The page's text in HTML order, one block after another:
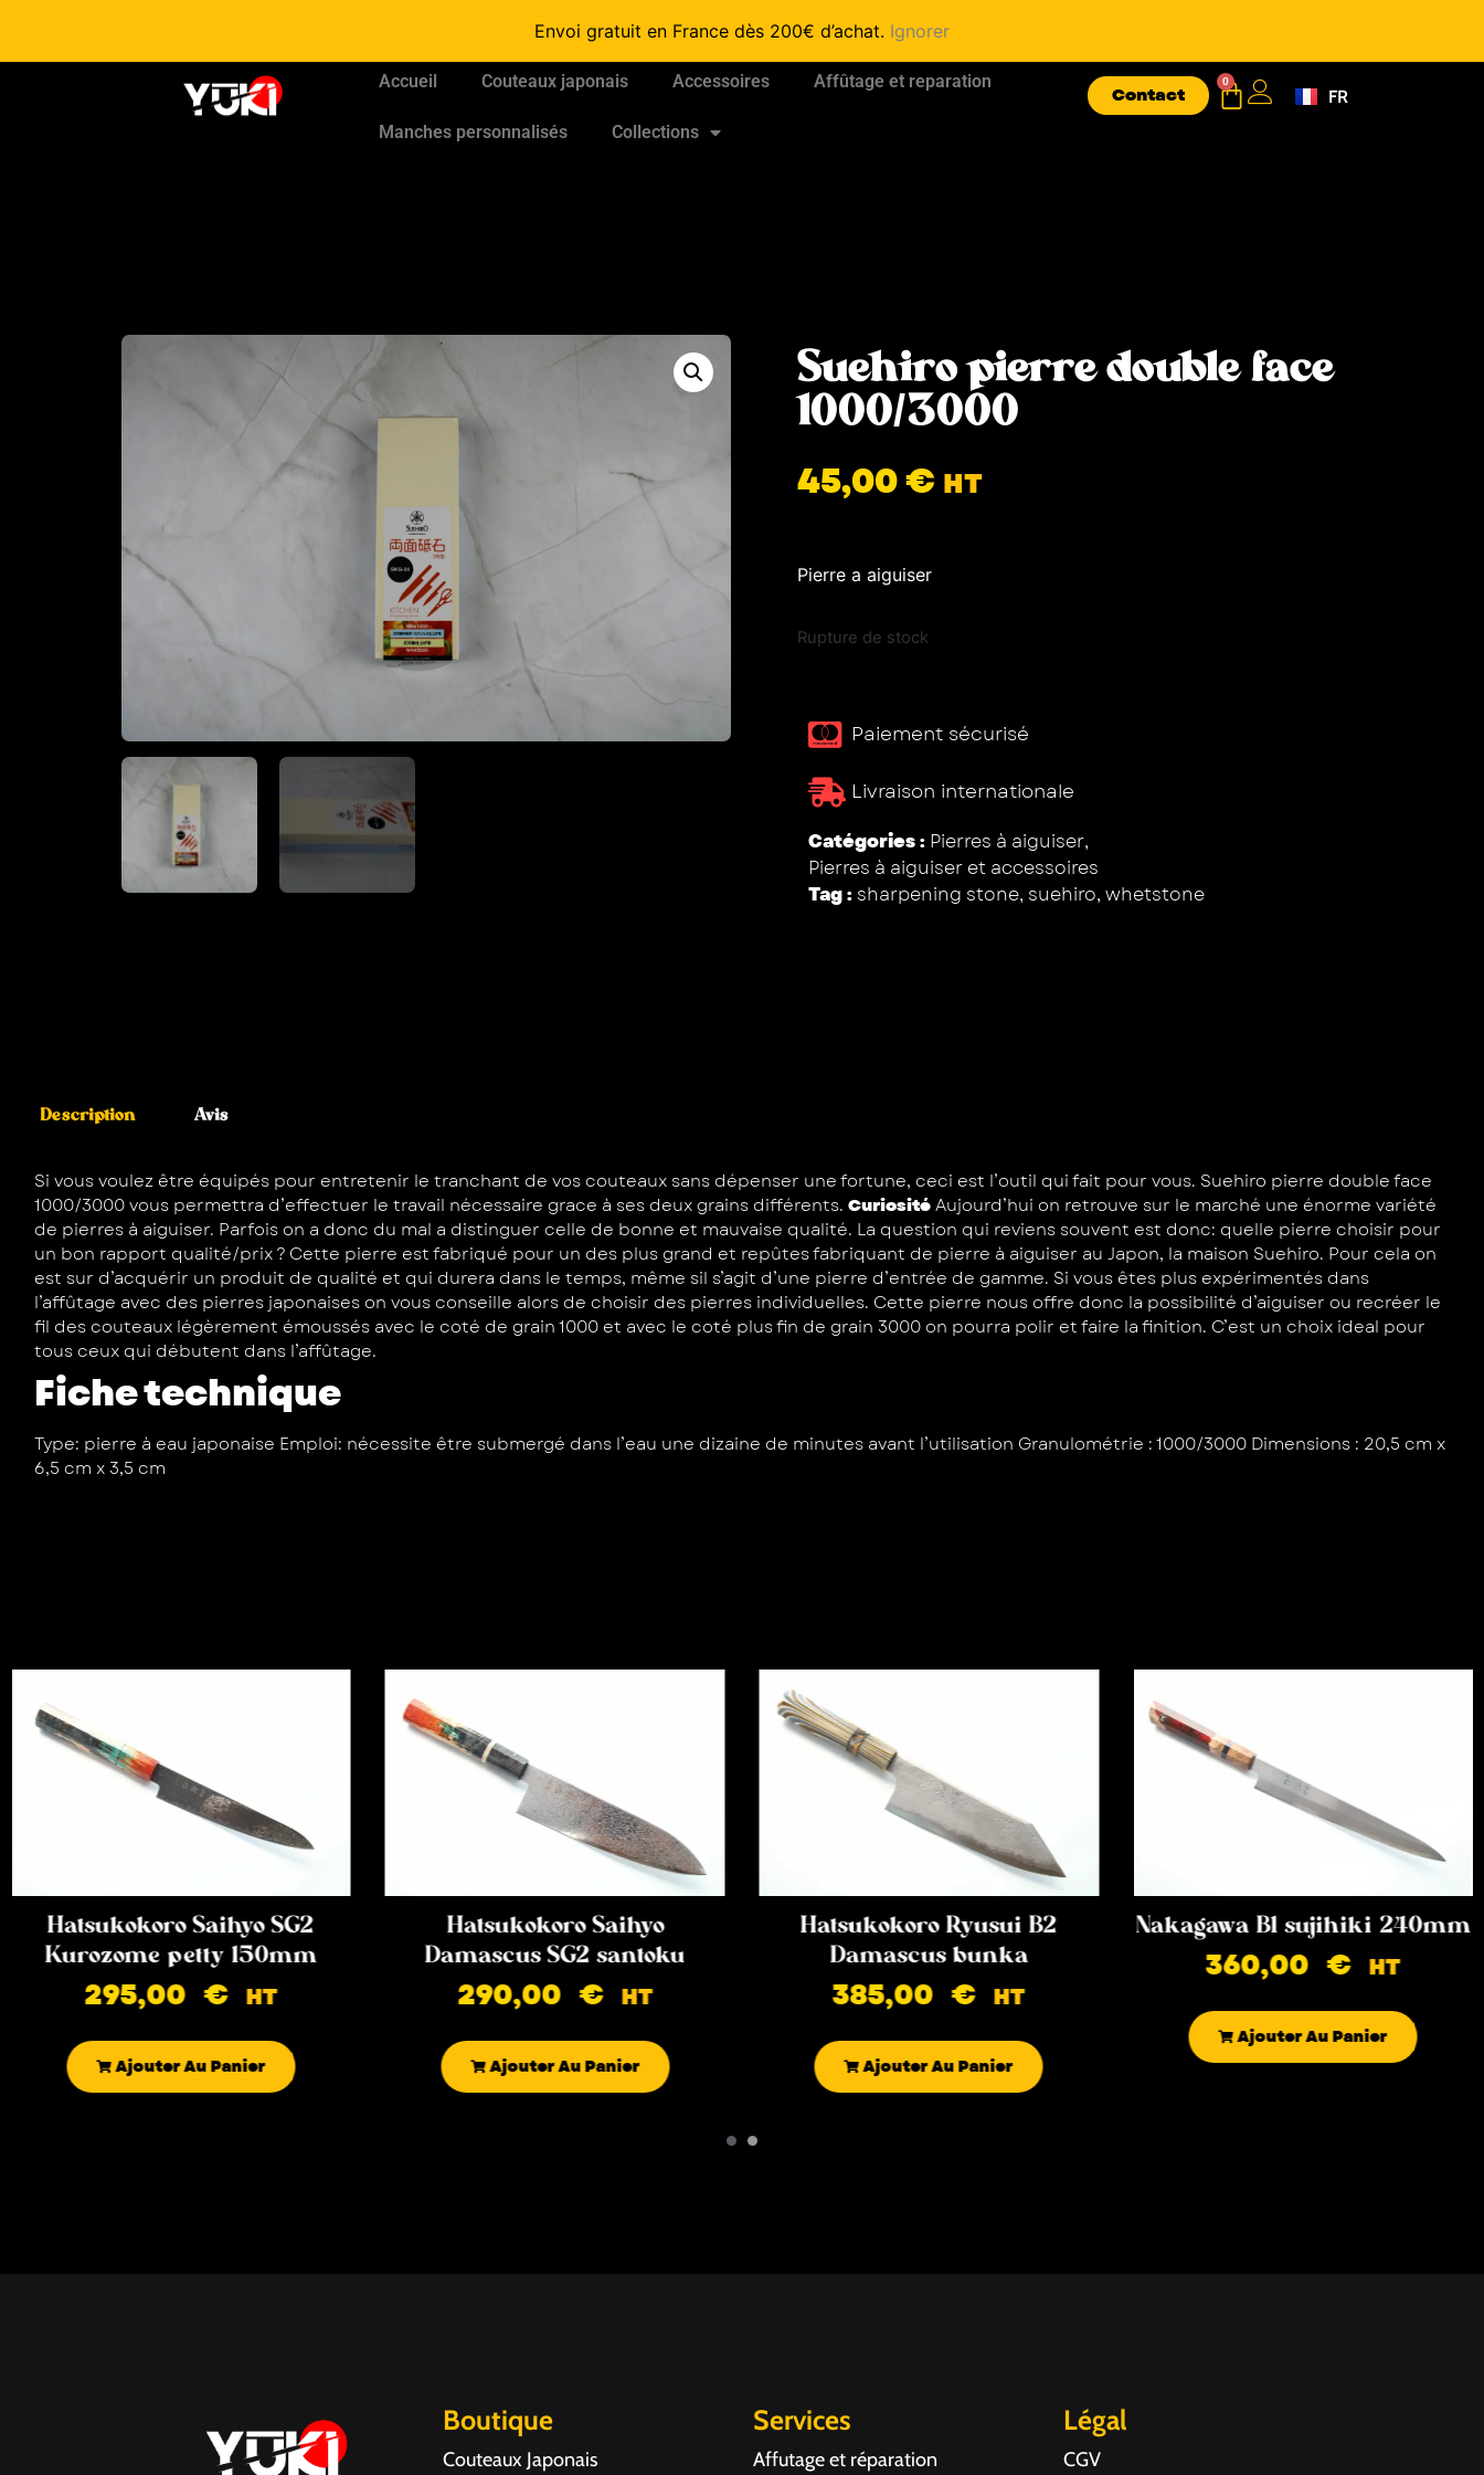
Envoi gratuit en France dès 200€ d’achat. Ignorer
Accueil Couteaux japonais Accessoires Affûtage et reparation
Manches personnalisés Collections
Contact
0
FR
EN
Suehiro pierre double face
1000/3000
45,00€ HT
Pierre a aiguiser
Rupture de stock
Paiement sécurisé ​
Livraison internationale
Catégories : Pierres à aiguiser,
Pierres à aiguiser et accessoires
Tag : sharpening stone, suehiro, whetstone
Description Avis
Si vous voulez être équipés pour entretenir le tranchant de vos couteaux sans dépenser une fortune, ceci est l’outil qui fait pour vous. Suehiro pierre double face
1000/3000 vous permettra d’effectuer le travail nécessaire grace à ses deux grains différents. CuriositéAujourd’hui on retrouve sur le marché une énorme variété
de pierres à aiguiser. Parfois on a donc du mal a distinguer celle de bonne et mauvaise qualité. La question qui reviens souvent est donc: quelle pierre choisir pour
un bon rapport qualité/prix ? Cette pierre est fabriqué pour un des plus grand et repûtes fabriquant de pierre à aiguiser au Japon, la maison Suehiro. Pour cela on
est sur d’acquérir un produit de qualité et qui durera dans le temps, même sil s’agit d’une pierre d’entrée de gamme. Si vous êtes plus expérimentés dans
l’affûtage avec des pierres japonaises on vous conseille alors de choisir des pierres individuelles. Cette pierre nous offre donc la possibilité d’aiguiser ou recréer le
fil des couteaux légèrement émoussés avec le coté de grain 1000 et avec le coté plus fin de grain 3000 on pourra polir et faire la finition. C’est un choix ideal pour
tous ceux qui débutent dans l’affûtage.
Fiche technique
Type: pierre à eau japonaise Emploi: nécessite être submergé dans l’eau une dizaine de minutes avant l’utilisation Granulométrie : 1000/3000 Dimensions : 20,5 cm x
6,5 cm x 3,5 cm
Hatsukokoro Saihyo SG2
Kurozome petty 150mm
295,00€ HT
Ajouter Au Panier
Hatsukokoro Saihyo
Damascus SG2 santoku
290,00€ HT
Ajouter Au Panier
Hatsukokoro Ryusui B2
Damascus bunka
385,00€ HT
Ajouter Au Panier
Nakagawa B1 sujihiki 240mm
360,00€ HT
Ajouter Au Panier
Boutique
Couteaux Japonais
Services
Affutage et réparation
Légal
CGV